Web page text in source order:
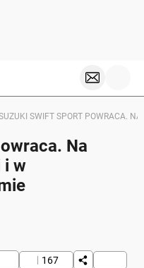
SWIFT SPORT POWRACA.
Na
i w
167